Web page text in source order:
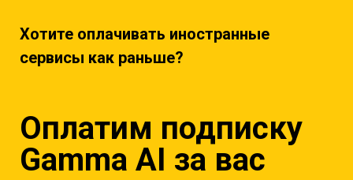
Хотите оплачивать иностранные
сервисы как раньше?
Оплатим подписку
Gamma AI за вас